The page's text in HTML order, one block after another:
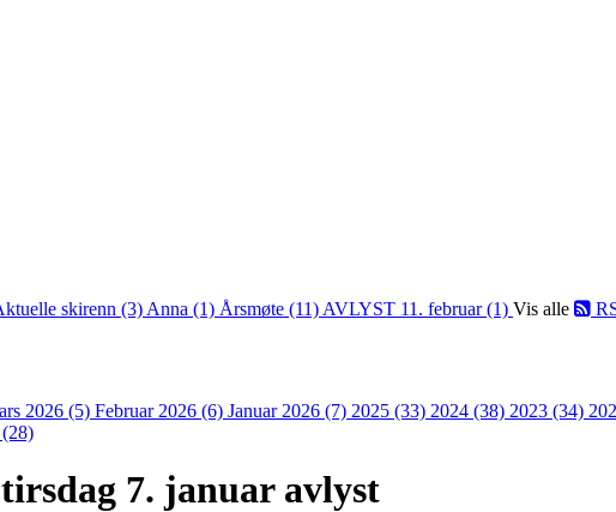
skirenn (3) Anna (1) Årsmøte (11) AVLYST 11. februar (1) Vis alle
2026 (5) Februar 2026 (6) Januar 2026 (7) 2025 (33) 2024 (38) 2023 (34)
7. januar avlyst